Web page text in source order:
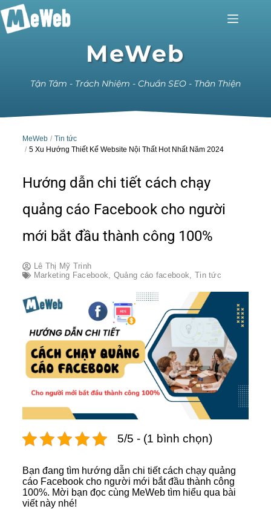
MeWeb
Tận Tâm - Trách Nhiệm - Chuẩn SEO - Thân Thiện
MeWeb
Tin tức
5 Xu Hướng Thiết Kế Website Nội Thất Hot Nhất Năm 2024
Hướng dẫn chi tiết cách chạy
quảng cáo Facebook cho người
mới bắt đầu thành công 100%
Lê Thị Mỹ Trinh
Marketing Facebook, Quảng cáo facebook, Tin tức
5/5 - (1 bình chọn)
Bạn đang tìm hướng dẫn chi tiết cách chạy quảng
cáo Facebook cho người mới bắt đầu thành công
100%. Mời bạn đọc cùng MeWeb tìm hiểu qua bài
viết này nhé!